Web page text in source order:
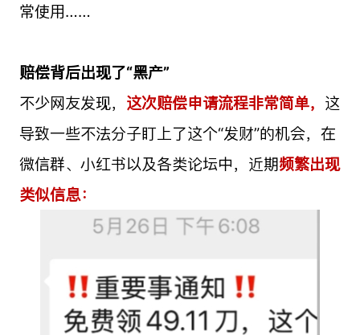
常使用……
赔偿背后出现了“黑产”
不少网友发现， 这次赔偿申请流程非常简单， 这
导致一些不法分子盯上了这个“发财”的机会，在
微信群、小红书以及各类论坛中，近期频繁出现
类似信息：